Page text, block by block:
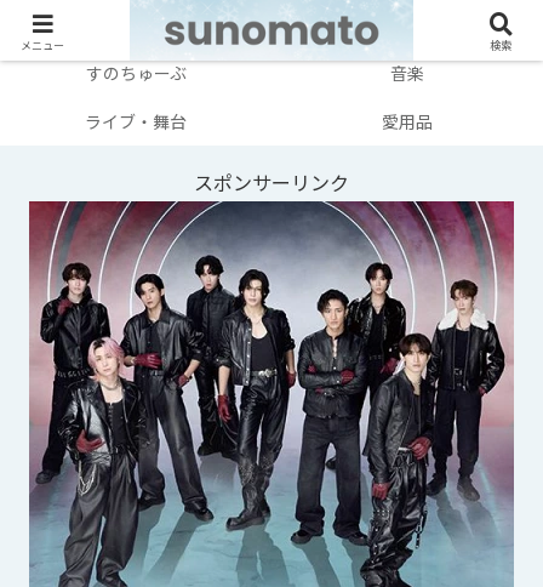
メンバー別
テレビ・映画
すのちゅーぶ
音楽
ライブ・舞台
愛用品
スポンサーリンク
メニュー 検索